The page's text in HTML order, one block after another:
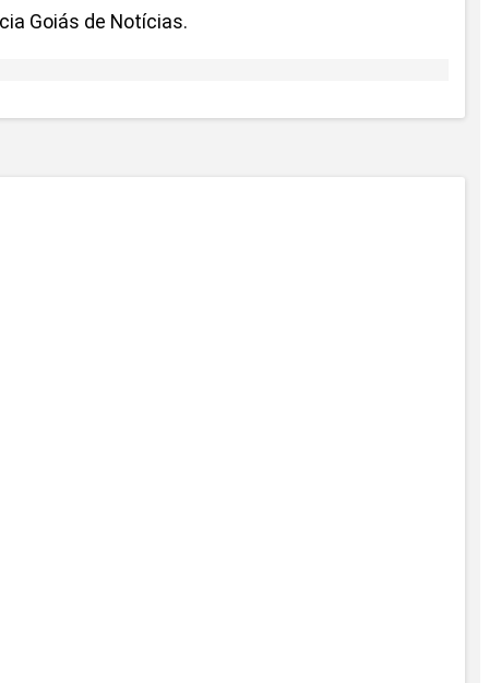
Goiás de Notícias.